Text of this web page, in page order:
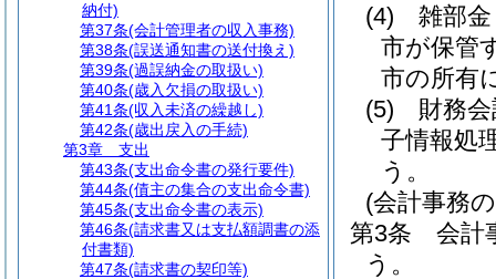
(4)
雑部
市が保管
市の所有
(5)
財務
子情報処
う。
(会計事務
第3条
会計
う。
納付)
第37条(会計管理者の収入事務)
第38条(誤送通知書の送付換え)
第39条(過誤納金の取扱い)
第40条(歳入欠損の取扱い)
第41条(収入未済の繰越し)
第42条(歳出戻入の手続)
第3章
支出
第43条(支出命令書の発行要件)
第44条(債主の集合の支出命令書)
第45条(支出命令書の表示)
第46条(請求書又は支払額調書の添
付書類)
第47条(請求書の契印等)